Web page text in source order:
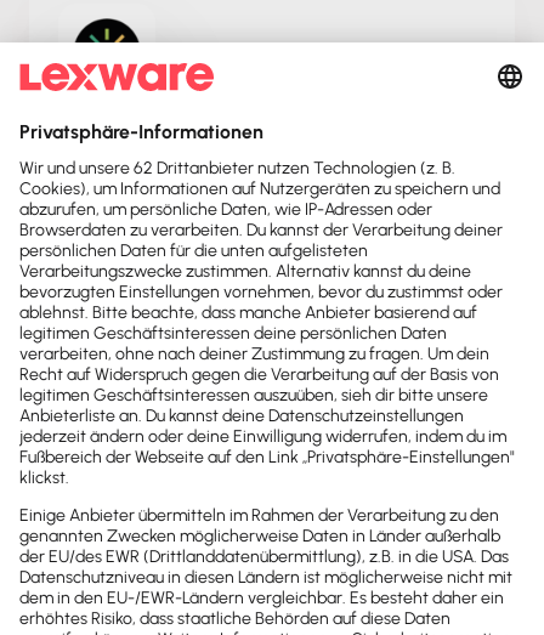
Tyme Zeiterfassung
Tyme: Einfaches & mächtiges Zeiterfassungstool
für Freelancer & Teams – Projekte, Deadlines &
Auslastung stets im Blick, Apple-synchron!
HygiTEC
Dokumentation­plattform und Branchenlösung für